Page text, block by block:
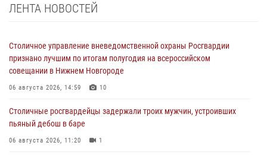
ЛЕНТА НОВОСТЕЙ
Столичное управление вневедомственной охраны Росгвардии
признано лучшим по итогам полугодия на всероссийском
совещании в Нижнем Новгороде
06 августа 2026, 14:59 10
Столичные росгвардейцы задержали троих мужчин, устроивших
пьяный дебош в баре
06 августа 2026, 11:20 1